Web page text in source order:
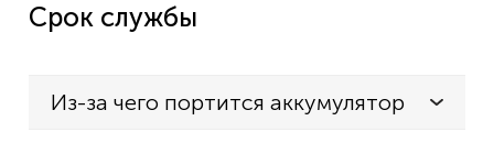
Срок службы
Из-за чего портится аккумулятор